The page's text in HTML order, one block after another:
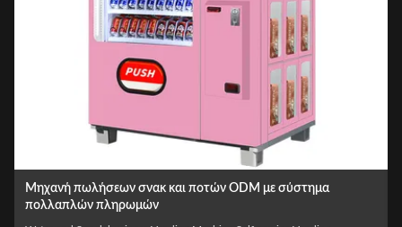
πωλήσεων σνακ και ποτών ODM με σύστημα
πληρωμών